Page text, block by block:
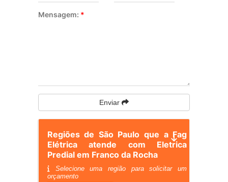
Mensagem: *
Enviar
Regiões de São Paulo que a Fag
Elétrica atende com Eletrica
Predial em Franco da Rocha
Selecione uma região para solicitar um
orçamento